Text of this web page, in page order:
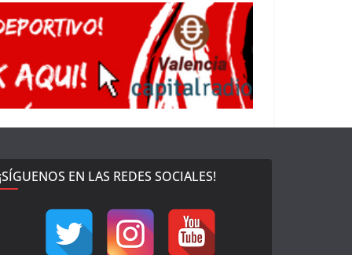
EN LAS REDES SOCIALES!